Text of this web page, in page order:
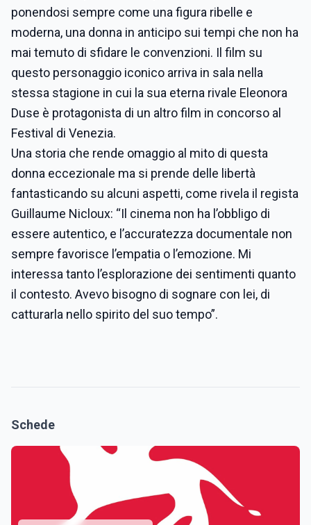
ponendosi sempre come una figura ribelle e
moderna, una donna in anticipo sui tempi che non ha
mai temuto di sfidare le convenzioni. Il film su
questo personaggio iconico arriva in sala nella
stessa stagione in cui la sua eterna rivale Eleonora
Duse è protagonista di un altro film in concorso al
Festival di Venezia.
Una storia che rende omaggio al mito di questa
donna eccezionale ma si prende delle libertà
fantasticando su alcuni aspetti, come rivela il regista
Guillaume Nicloux: “Il cinema non ha l’obbligo di
essere autentico, e l’accuratezza documentale non
sempre favorisce l’empatia o l’emozione. Mi
interessa tanto l’esplorazione dei sentimenti quanto
il contesto. Avevo bisogno di sognare con lei, di
catturarla nello spirito del suo tempo”.
Schede